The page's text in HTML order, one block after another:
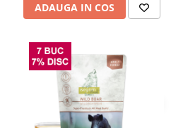
ADAUGA IN COS